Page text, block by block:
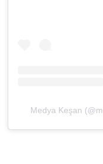
Medya Keşan